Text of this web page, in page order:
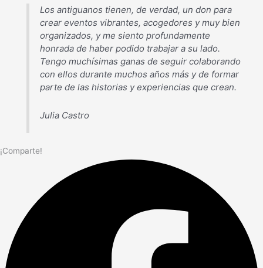
Los antiguanos tienen, de verdad, un don para
crear eventos vibrantes, acogedores y muy bien
organizados, y me siento profundamente
honrada de haber podido trabajar a su lado.
Tengo muchísimas ganas de seguir colaborando
con ellos durante muchos años más y de formar
parte de las historias y experiencias que crean.
Julia Castro
¡Comparte!